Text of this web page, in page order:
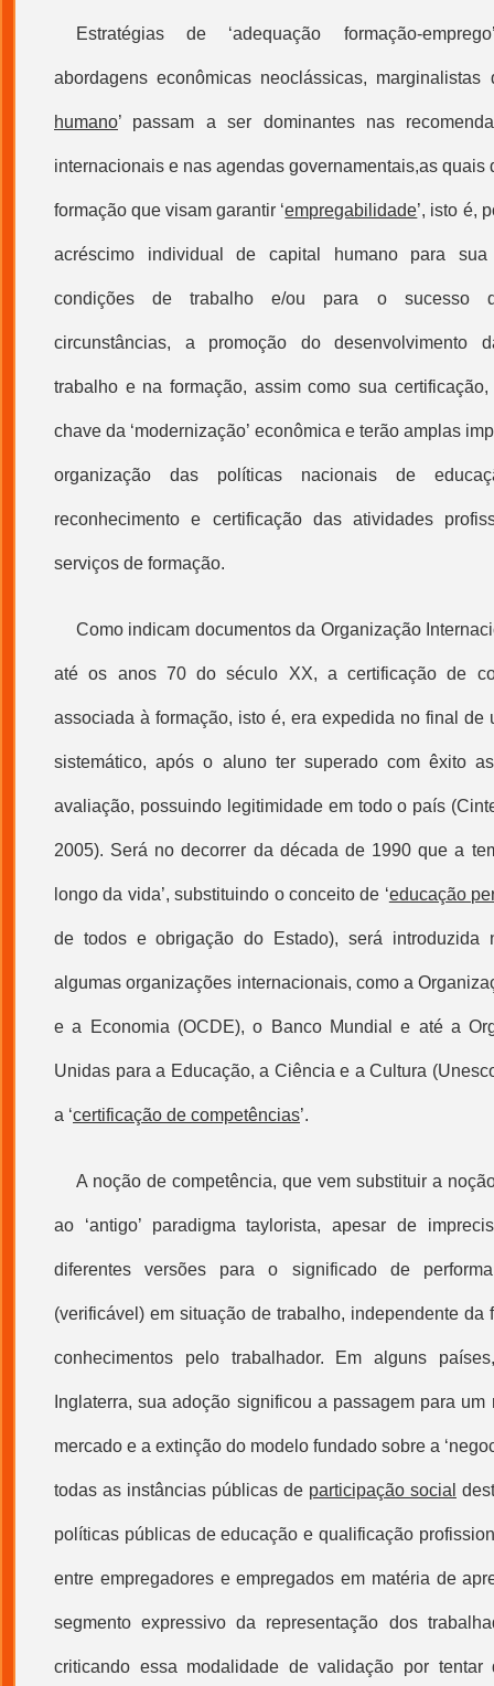
Estratégias de ‘adequação formação-
abordagens econômicas neoclássicas, marginalistas
humano’ passam a ser dominantes nas
internacionais e nas agendas governamentais,as quais
formação que visam garantir ‘empregabilidade’, isto é,
acréscimo individual de capital humanopara sua
condições de trabalho e/ou para o sucesso
circunstâncias, a promoção do desenvolvimento
trabalho e na formação, assim como sua certificação,
chave da ‘modernização’ econômica e terão amplas
organização das políticas nacionais de
reconhecimento e certificação das atividades
serviços de formação.
Como indicam documentos da Organização
até os anos 70 do século XX, a certificação de
associada à formação, isto é, era expedida no final de
sistemático, após o aluno ter superado com êxito
avaliação, possuindo legitimidade em todo o país
2005). Será no decorrer da década de 1990 que a
longo da vida’, substituindo o conceito de ‘educação
de todos e obrigação do Estado), será introduzida
algumas organizações internacionais, como a
e a Economia (OCDE), o Banco Mundial e até a
Unidas para a Educação, a Ciência e a Cultura
a ‘certificação de competências’.
A noção de competência, que vem substituir a
ao ‘antigo’ paradigma taylorista, apesar de
diferentes versões para o significado de
(verificável) em situação de trabalho, independente da
conhecimentos pelo trabalhador. Em alguns
Inglaterra, sua adoção significou a passagem para
mercado e a extinção do modelo fundado sobre a
todas as instâncias públicas de participação social
políticas públicas de educação equalificação
entre empregadores e empregados em matéria de
segmento expressivo da representação dos
criticando essa modalidade de validação por tentar